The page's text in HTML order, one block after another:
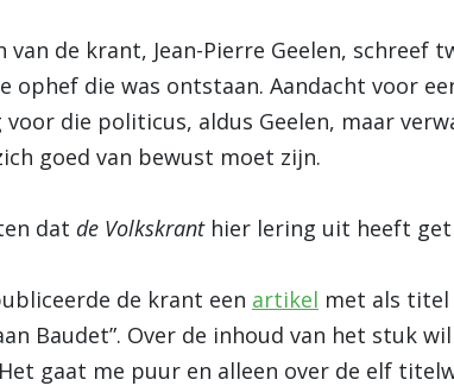
van de krant, Jean-Pierre Geelen, schreef
ophef die was ontstaan. Aandacht voor
die politicus, aldus Geelen, maar
goed van bewust moet zijn.
dat de Volkskranthier lering uit heeft
de krant een artikel met als titel
Baudet”. Over de inhoud van het stuk
gaat me puur en alleen over de elf